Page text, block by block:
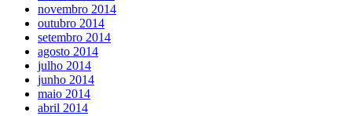
novembro 2014
outubro 2014
setembro 2014
agosto 2014
julho 2014
junho 2014
maio 2014
abril 2014